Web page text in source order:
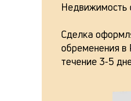
Недвижимость
Сделка
обременения в
течение 3-5